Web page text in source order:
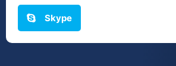
Skype